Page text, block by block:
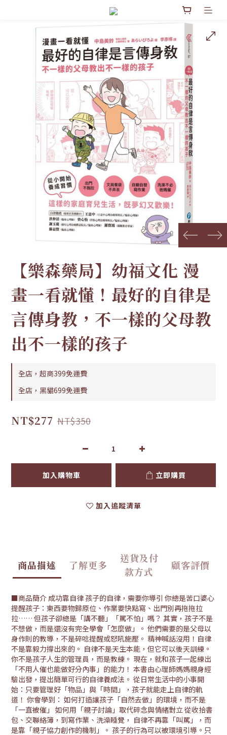
prev next
【樂森藥局】幼福文化 漫
畫一看就懂！最好的自律是
言傳身教，不一樣的父母教
出不一樣的孩子
全店，超商399免運費
全店，黑貓699免運費
NT$277 NT$350
加入購物車 立即購買
加入追蹤清單
商品描述 了解更多
送貨及付
款方式
顧客評價
■商品簡介 成功靠自律 孩子的自律，需要你導引 你總是苦口婆心
提醒孩子：東西要物歸原位、作業要快點寫、出門別再拖拖拉
拉…… 但孩子卻總是「講不聽」「罵不怕」嗎？ 其實，孩子不是
不想做，而是還沒有完全學會「怎麼做」。 他們需要的是父母以
身作則的教導，不是碎唸提醒或怒吼施壓。 精神喊話沒用！自律
不是靠毅力撐出來的。 自律不是天生本能，但它可以後天訓練。
你不是孩子人生的管理員，而是教練。 現在，就和孩子一起練出
「不用人催也能做好分內事」的能力！ 本書由心理師媽媽親身經
驗出發，提出簡單可行的自律養成法。 從日常生活中的小事開
始：只要管理好「物品」與「時間」，孩子就能走上自律的軌
道！ 你會學到： 如何打造讓孩子「自然去做」的環境，而不是
「一直被催」 如何用「親子討論」取代碎念與情緒對立 從收拾書
包、交聯絡簿，到寫作業、洗澡睡覺， 自律不再靠「叫罵」，而
是靠「親子協力創作的機制」。 孩子的行為可以被環境引導。只